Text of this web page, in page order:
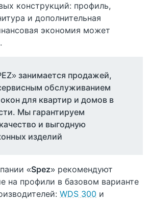
конструкций: профиль,
и дополнительная
экономия может
занимается продажей,
обслуживанием
для квартир и домов в
Мы гарантируем
и выгодную
изделий
«Spez» рекомендуют
на профили в базовом варианте
WDS 300 и